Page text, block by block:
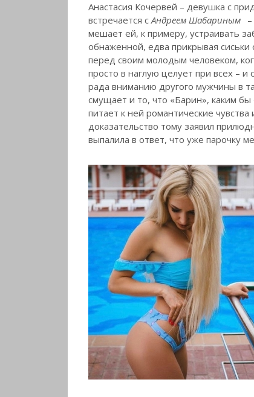
Анастасия Кочервей – девушка с
встречается сАндреем Шабариным
мешает ей, к примеру, устраивать
обнаженной, едва прикрывая
перед своим молодым человеком,
просто в наглую целует при всех –
рада вниманию другого мужчины в
смущает и то, что «Барин», каким
питает к ней романтические
доказательство тому заявил
выпалила в ответ, что уже парочку